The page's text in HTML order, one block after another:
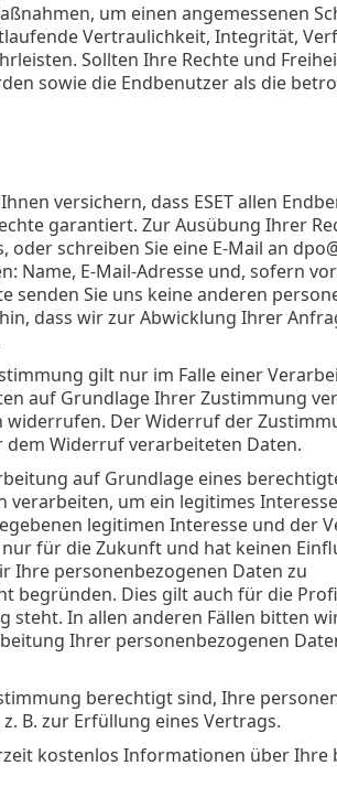
um einen angemessenen
Vertraulichkeit, Integrität,
Sollten Ihre Rechte und
sowie die Endbenutzer als die
versichern, dass ESET allen
garantiert. Zur Ausübung Ihrer
schreiben Sie eine E-Mail an
E-Mail-Adresse und, sofern
senden Sie uns keine anderen
dass wir zur Abwicklung Ihrer
gilt nur im Falle einer
auf Grundlage Ihrer Zustimmung
widerrufen. Der Widerruf der
Widerruf verarbeiteten Daten.
auf Grundlage eines
verarbeiten, um ein legitimes
legitimen Interesse und der
für die Zukunft und hat keinen
Ihre personenbezogenen Daten zu
begründen. Dies gilt auch für die
In allen anderen Fällen bitten
Ihrer personenbezogenen
berechtigt sind, Ihre
B. zur Erfüllung eines Vertrags.
kostenlos Informationen über Ihre